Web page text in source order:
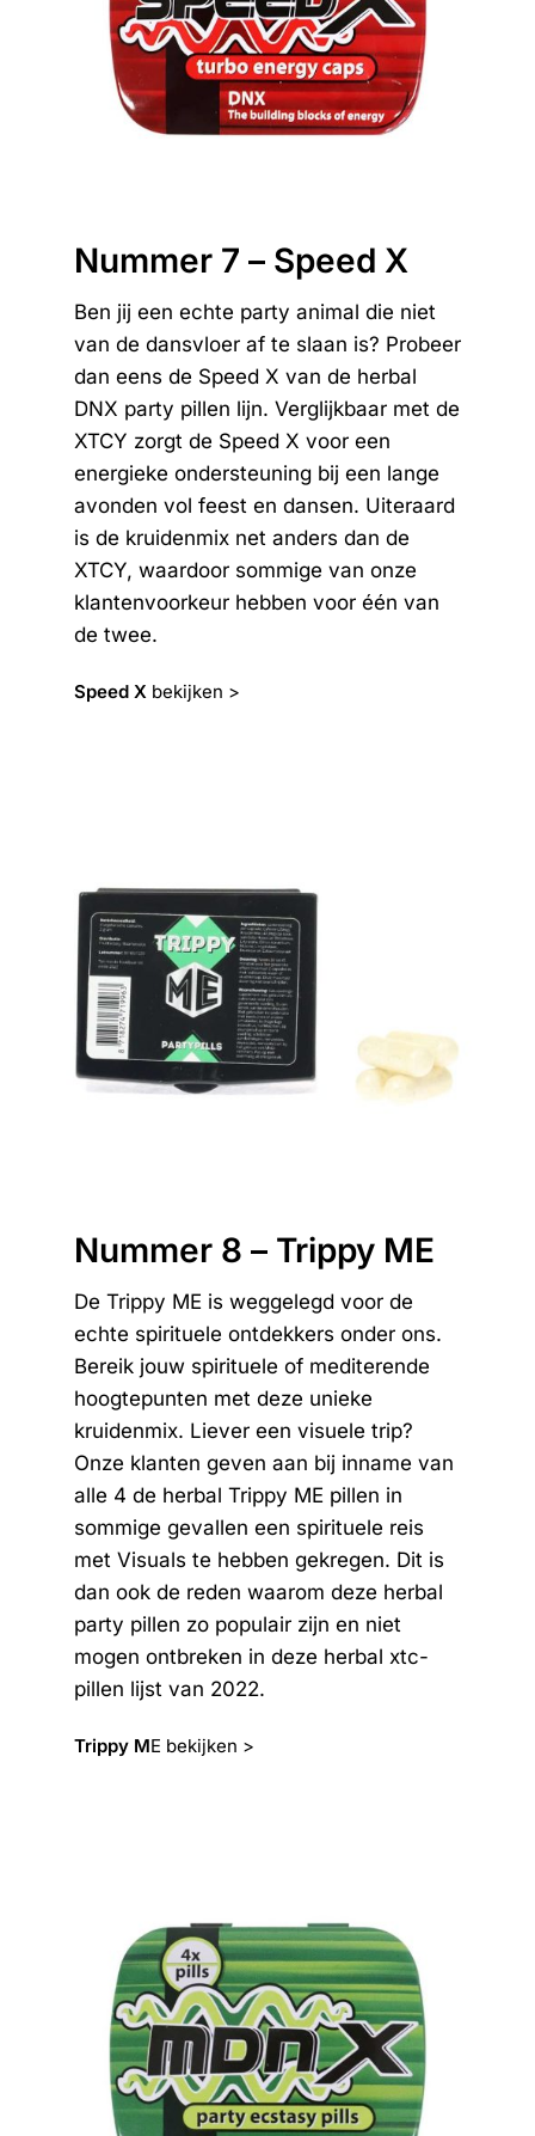
Nummer 7 – Speed X
Ben jij een echte party animal die niet
van de dansvloer af te slaan is? Probeer
dan eens de Speed X van de herbal
DNX party pillen lijn. Verglijkbaar met de
XTCY zorgt de Speed X voor een
energieke ondersteuning bij een lange
avonden vol feest en dansen. Uiteraard
is de kruidenmix net anders dan de
XTCY, waardoor sommige van onze
klantenvoorkeur hebben voor één van
de twee.
Speed Xbekijken >
Nummer 8 – Trippy ME
De Trippy ME is weggelegd voor de
echte spirituele ontdekkers onder ons.
Bereik jouw spirituele of mediterende
hoogtepunten met deze unieke
kruidenmix. Liever een visuele trip?
Onze klanten geven aan bij inname van
alle 4 de herbal Trippy ME pillen in
sommige gevallen een spirituele reis
met Visuals te hebben gekregen. Dit is
dan ook de reden waarom deze herbal
party pillen zo populair zijn en niet
mogen ontbreken in deze herbal xtc-
pillen lijst van 2022.
Trippy ME bekijken >